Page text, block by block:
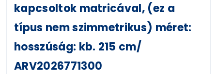
kapcsoltok matricával, (ez a
típus nem szimmetrikus) méret:
hosszúság: kb. 215 cm/
ARV2026771300